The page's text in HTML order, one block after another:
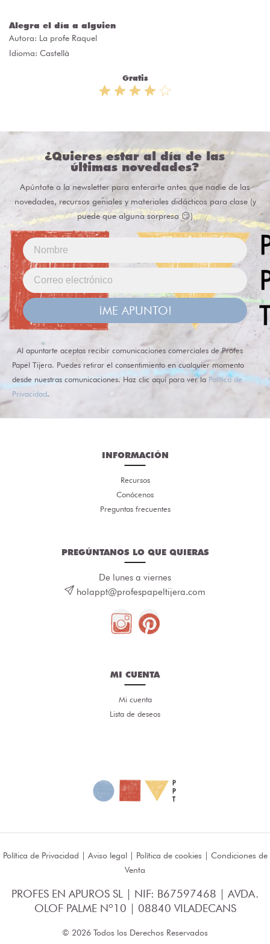
Alegra el día a alguien
Autora: La profe Raquel
Idioma: Castellà
Gratis
¿Quieres estar al día de las
últimas novedades?
Apúntate a la newsletter para enterarte antes que nadie de las
novedades, recursos geniales y materiales didácticos para clase (y
puede que alguna sorpresa 😏)
¡ME APUNTO!
Al apuntarte aceptas recibir comunicaciones comerciales de Profes
Papel Tijera. Puedes retirar el consentimiento en cualquier momento
desde nuestras comunicaciones. Haz clic aquí para ver la Política de
Privacidad.
INFORMACIÓN
Recursos
Conócenos
Preguntas frecuentes
PREGÚNTANOS LO QUE QUIERAS
De lunes a viernes
holappt@profespapeltijera.com
MI CUENTA
Mi cuenta
Lista de deseos
Política de Privacidad | Aviso legal| Política de cookies | Condiciones de
Venta
PROFES EN APUROS SL | NIF: B67597468 | AVDA.
OLOF PALME Nº10 | 08840 VILADECANS
© 2026 Todos los Derechos Reservados